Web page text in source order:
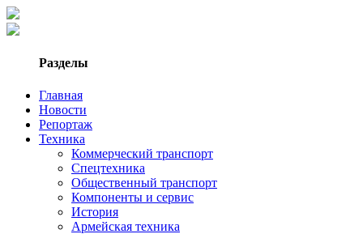
Разделы
Главная
Новости
Репортаж
Техника
Коммерческий транспорт
Спецтехника
Общественный транспорт
Компоненты и сервис
История
Армейская техника